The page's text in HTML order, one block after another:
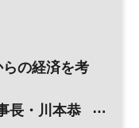
の経済を考
長・川本恭